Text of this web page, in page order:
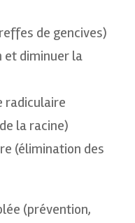
de gencives)
et diminuer la
radiculaire
la racine)
(élimination des
(prévention,